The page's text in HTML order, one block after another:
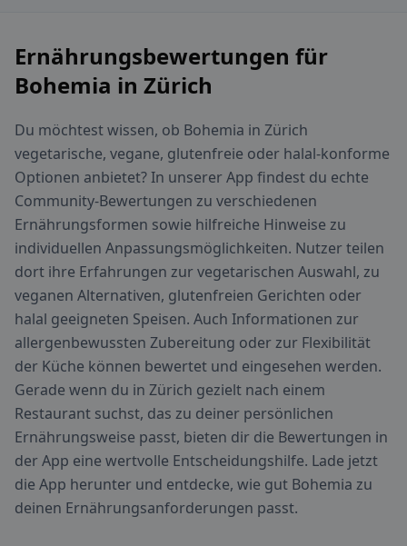
Ernährungsbewertungen für
Bohemia in Zürich
Du möchtest wissen, ob Bohemia in Zürich
vegetarische, vegane, glutenfreie oder halal-konforme
Optionen anbietet? In unserer App findest du echte
Community-Bewertungen zu verschiedenen
Ernährungsformen sowie hilfreiche Hinweise zu
individuellen Anpassungsmöglichkeiten. Nutzer teilen
dort ihre Erfahrungen zur vegetarischen Auswahl, zu
veganen Alternativen, glutenfreien Gerichten oder
halal geeigneten Speisen. Auch Informationen zur
allergenbewussten Zubereitung oder zur Flexibilität
der Küche können bewertet und eingesehen werden.
Gerade wenn du in Zürich gezielt nach einem
Restaurant suchst, das zu deiner persönlichen
Ernährungsweise passt, bieten dir die Bewertungen in
der App eine wertvolle Entscheidungshilfe. Lade jetzt
die App herunter und entdecke, wie gut Bohemia zu
deinen Ernährungsanforderungen passt.